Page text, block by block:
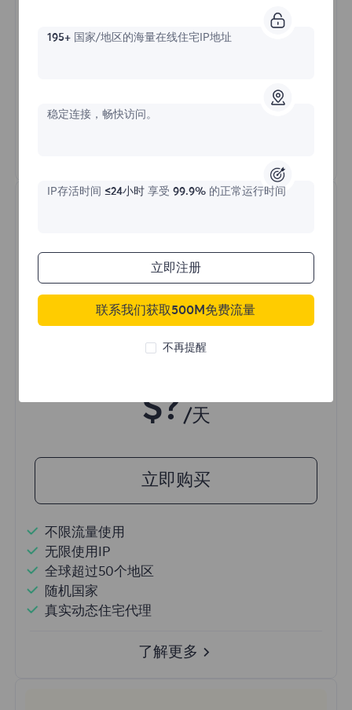
访问不同地区的内容
HTTP(S)/SOCKS5
不限流量住宅代理
$?/天
立即购买
不限流量使用
无限使用IP
全球超过50个地区
随机国家
真实动态住宅代理
了解更多
195+国家/地区的海量在线住宅IP地址
稳定连接，畅快访问。
IP存活时间 ≤24小时享受 99.9%的正常运行时间
立即注册
联系我们获取500M免费流量
不再提醒